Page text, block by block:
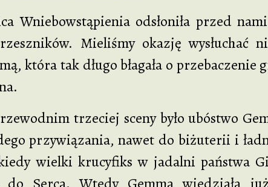
odsłoniła przed nami
Mieliśmy okazję wysłuchać
która tak długo błagała o
trzeciej sceny było ubóstwo
przywiązania, nawet do biżuterii i
wielki krucyfiks w jadalni państwa